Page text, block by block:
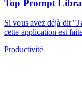
Top Prompt
Si vous avez déjà dit
cette application est
Productivité